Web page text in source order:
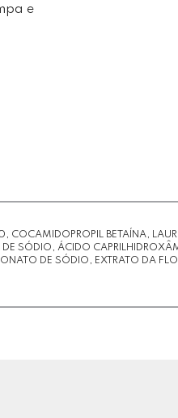
e
COCAMIDOPROPIL BETAÍNA,
SÓDIO, ÁCIDO
DE SÓDIO, EXTRATO DA